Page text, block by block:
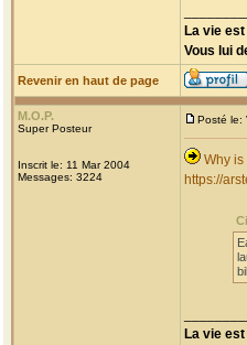
La vie
Vous lui
Revenir en haut de page
M.O.P.
Super Posteur
Inscrit le: 11 Mar 2004
Messages: 3224
Posté le:
Why
https://
La vie